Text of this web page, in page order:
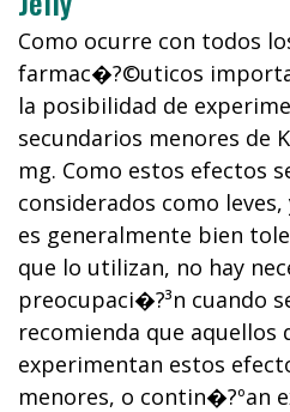
Como ocurre con todos
farmac�?©uticos
la posibilidad de
secundarios menores de
mg. Como estos efectos
considerados como
es generalmente bien
que lo utilizan, no hay
preocupaci�?³n cuando
recomienda que aquellos
experimentan estos
menores, o contin�?ºan